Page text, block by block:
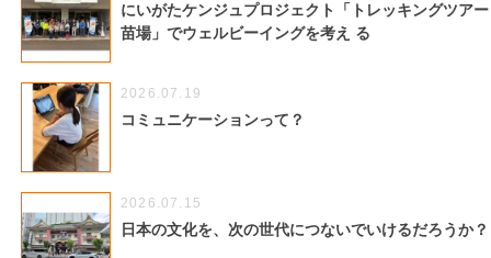
にいがたケンジュプロジェクト「トレッキングツア
苗場」でウェルビーイングを考え る
2026.07.19
コミュニケーションって？
2026.07.15
日本の文化を、次の世代につないでいけるだろう